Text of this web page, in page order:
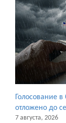
Голосование
отложено до
7 августа, 2026